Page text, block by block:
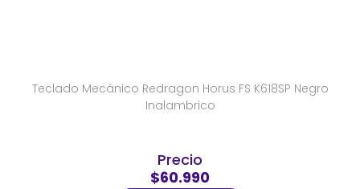
Teclado Mecánico Redragon Horus FS K618SP Negro
Inalambrico
Precio
$60.990